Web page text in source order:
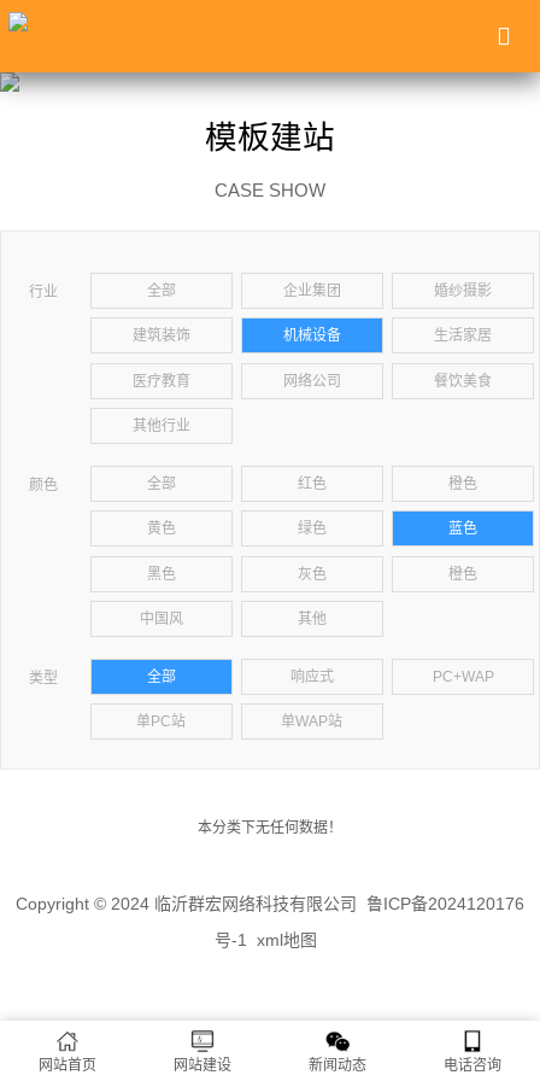
模板建站
CASE SHOW
行业 全部 企业集团 婚纱摄影
建筑装饰 机械设备 生活家居
医疗教育 网络公司 餐饮美食
其他行业
颜色 全部 红色 橙色
黄色 绿色 蓝色
黑色 灰色 橙色
中国风 其他
类型 全部 响应式 PC+WAP
单PC站 单WAP站
本分类下无任何数据！
Copyright © 2024 临沂群宏网络科技有限公司 鲁ICP备2024120176
号-1
xml地图
网站首页 网站建设 新闻动态 电话咨询